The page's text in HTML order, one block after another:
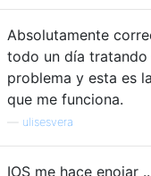
Absolutamente
todo un día
problema y esta es
que me funciona.
ulisesvera
IOS me hace enojar